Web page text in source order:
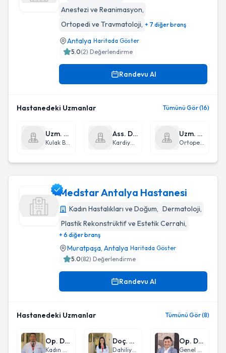
Anestezi ve Reanimasyon,
Ortopedi ve Travmatoloji, + 7 diğer branş
Antalya Haritada Göster
5.0(2) Değerlendirme
Randevu Al
Hastanedeki Uzmanlar Tümünü Gör (16)
Uzm. Dr. Ekber Serhan Özel
Kulak Burun Boğaz hastalıkları - KBB
Ass. Dr. Elvin Hosrovzade
Kardiyoloji
Uzm. Dr. Cüneyt Ermol
Ortopedi ve Travmatoloji
Medstar Antalya Hastanesi
Medstar Antalya Hastanesi
Kadın Hastalıkları ve Doğum, Dermatoloji,
Plastik Rekonstrüktif ve Estetik Cerrahi,
+ 6 diğer branş
Muratpaşa, Antalya Haritada Göster
5.0(82) Değerlendirme
Randevu Al
Hastanedeki Uzmanlar Tümünü Gör (8)
Op. Dr. İbrahim Uğraş Toktaş
Kadın Hastalıkları ve Doğum
Doç. Dr. Müfide Okay Özgeyik
Dahiliye - İç Hastalıkları
Op. Dr. Namık Yılmaz
Genel Cerrahi